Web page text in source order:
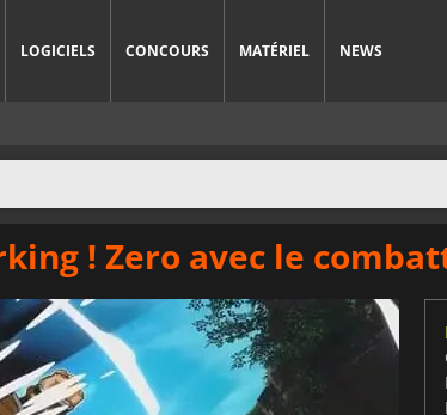
LOGICIELS CONCOURS MATÉRIEL NEWS
! Zero avec le